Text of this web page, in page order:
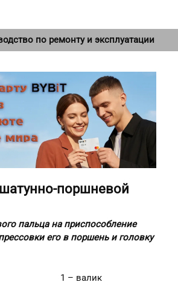
по ремонту и эксплуатации
поршневой
пальца на приспособление
его в поршень и головку
1 – валик